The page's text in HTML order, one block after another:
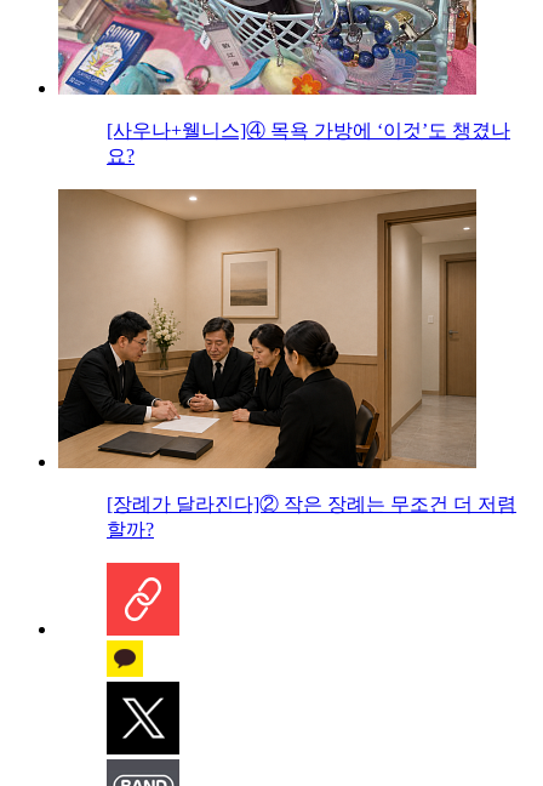
[사우나+웰니스]④ 목욕 가방에 ‘이것’도 챙겼나
요?
[장례가 달라진다]② 작은 장례는 무조건 더 저렴
할까?